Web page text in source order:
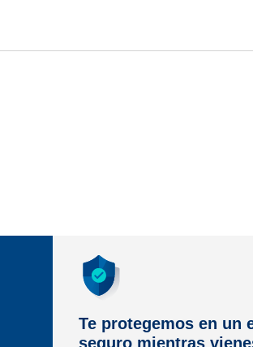
Te protegemos en un
seguro mientras